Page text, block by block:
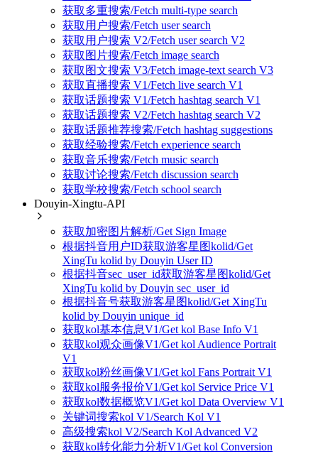
获取多重搜索/Fetch multi-type search
获取用户搜索/Fetch user search
获取用户搜索 V2/Fetch user search V2
获取图片搜索/Fetch image search
获取图文搜索 V3/Fetch image-text search V3
获取直播搜索 V1/Fetch live search V1
获取话题搜索 V1/Fetch hashtag search V1
获取话题搜索 V2/Fetch hashtag search V2
获取话题推荐搜索/Fetch hashtag suggestions
获取经验搜索/Fetch experience search
获取音乐搜索/Fetch music search
获取讨论搜索/Fetch discussion search
获取学校搜索/Fetch school search
Douyin-Xingtu-API
获取加密图片解析/Get Sign Image
根据抖音用户ID获取游客星图kolid/Get
XingTu kolid by Douyin User ID
根据抖音sec_user_id获取游客星图kolid/Get
XingTu kolid by Douyin sec_user_id
根据抖音号获取游客星图kolid/Get XingTu
kolid by Douyin unique_id
获取kol基本信息V1/Get kol Base Info V1
获取kol观众画像V1/Get kol Audience Portrait
V1
获取kol粉丝画像V1/Get kol Fans Portrait V1
获取kol服务报价V1/Get kol Service Price V1
获取kol数据概览V1/Get kol Data Overview V1
关键词搜索kol V1/Search Kol V1
高级搜索kol V2/Search Kol Advanced V2
获取kol转化能力分析V1/Get kol Conversion